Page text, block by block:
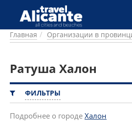
Перейти к основному содержанию
ГОРОДА
ПИТАНИЕ
ПРОЖИВАНИЕ
ПЛЯЖИ
КЕМПИНГ
Главная Организации в
Ратуша Халон
ФИЛЬТРЫ
Подробнее о городе Халон